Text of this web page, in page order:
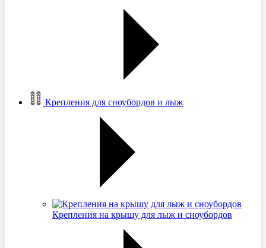
Крепления для сноубордов и лыж
Крепления на крышу для лыж и сноубордов